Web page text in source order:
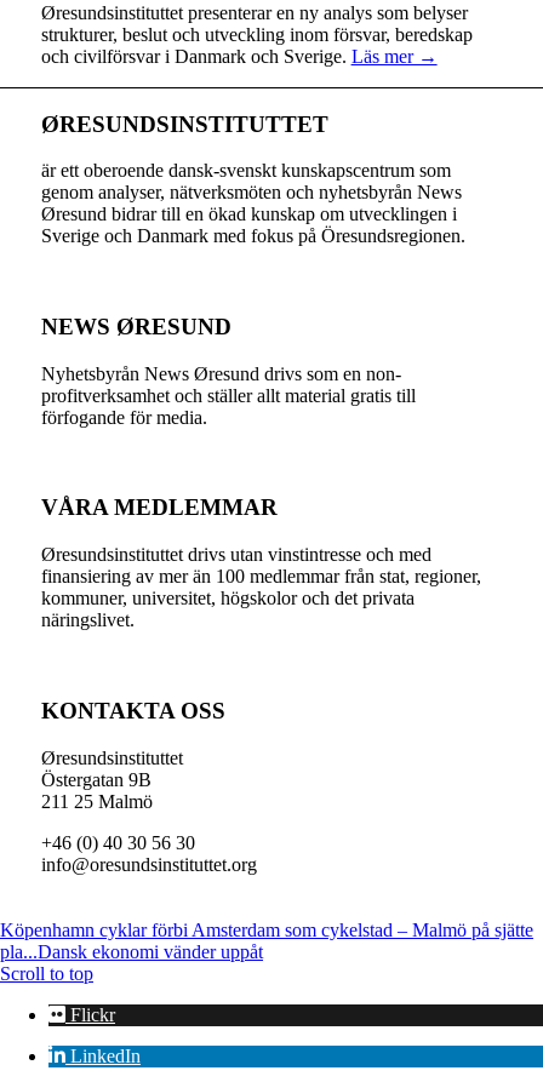
Øresundsinstituttet presenterar en ny analys som belyser
strukturer, beslut och utveckling inom försvar, beredskap
och civilförsvar i Danmark och Sverige. Läs mer →
ØRESUNDSINSTITUTTET
är ett oberoende dansk-svenskt kunskapscentrum som
genom analyser, nätverksmöten och nyhetsbyrån News
Øresund bidrar till en ökad kunskap om utvecklingen i
Sverige och Danmark med fokus på Öresundsregionen.
NEWS ØRESUND
Nyhetsbyrån News Øresund drivs som en non-
profitverksamhet och ställer allt material gratis till
förfogande för media.
VÅRA MEDLEMMAR
Øresundsinstituttet drivs utan vinst­intresse och med
finansiering av mer än 100 medlemmar från stat, regioner,
kommuner, universitet, högskolor och det privata
näringslivet.
KONTAKTA OSS
Øresundsinstituttet
Östergatan 9B
211 25 Malmö
+46 (0) 40 30 56 30
info@oresundsinstituttet.org
Köpenhamn cyklar förbi Amsterdam som cykelstad – Malmö på sjätte
pla...Dansk ekonomi vänder uppåt
Scroll to top
Flickr
LinkedIn